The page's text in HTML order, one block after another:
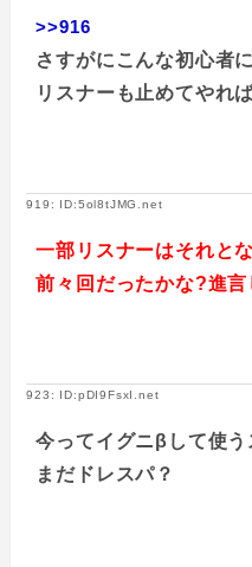
>>916
さすがにこんな初心者
リスナーも止めてやれ
919: ID:5ol8tJMG.net
一部リスナーはそれと
前々回だったかな?進
923: ID:pDI9FsxI.net
今ってイグニβして使
まだドレスパ？